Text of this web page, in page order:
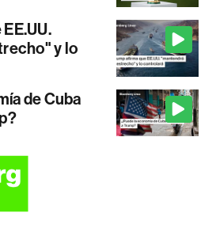
y lo
de Cuba